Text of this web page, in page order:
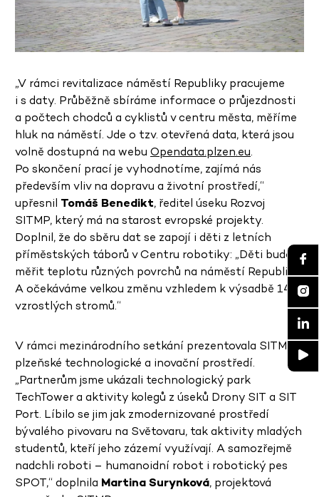
„V rámci revitalizace náměstí Republiky pracujeme
i s daty. Průběžně sbíráme informace o průjezdnosti
a počtech chodců a cyklistů v centru města, měříme
hluk na náměstí. Jde o tzv. otevřená data, která jsou
volně dostupná na webu Opendata.plzen.eu.
Po skončení prací je vyhodnotíme, zajímá nás
především vliv na dopravu a životní prostředí,“
upřesnil Tomáš Benedikt, ředitel úseku Rozvoj
SITMP, který má na starost evropské projekty.
Doplnil, že do sběru dat se zapojí i děti z letních
příměstských táborů v Centru robotiky: „Děti budou
měřit teplotu různých povrchů na náměstí Republiky.
A očekáváme velkou změnu vzhledem k výsadbě 14
vzrostlých stromů.“
V rámci mezinárodního setkání prezentovala SITMP
plzeňské technologické a inovační prostředí.
„Partnerům jsme ukázali technologický park
TechTower a aktivity kolegů z úseků Drony SIT a SIT
Port. Líbilo se jim jak zmodernizované prostředí
bývalého pivovaru na Světovaru, tak aktivity mladých
studentů, kteří jeho zázemí využívají. A samozřejmě
nadchli roboti – humanoidní robot i robotický pes
SPOT,“ doplnila Martina Surynková, projektová